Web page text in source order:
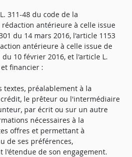
311-48 du code de la
antérieure à celle issue
du 14 mars 2016, l'article 1153
antérieure à celle issue de
10 février 2016, et l'article L.
financier :
textes, préalablement à la
le prêteur ou l'intermédiaire
par écrit ou sur un autre
nécessaires à la
offres et permettant à
de ses préférences,
de son engagement.